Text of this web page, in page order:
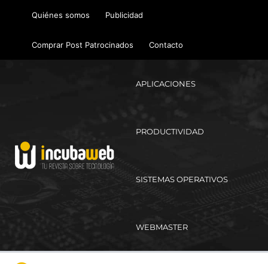
Quiénes somos Publicidad
Comprar Post Patrocinados Contacto
APLICACIONES
PRODUCTIVIDAD
SISTEMAS OPERATIVOS
WEBMASTER